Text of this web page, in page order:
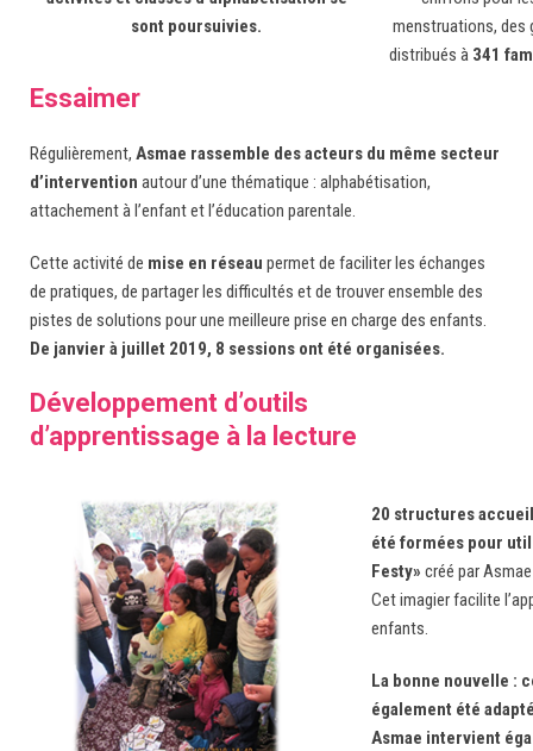
sont poursuivies.
menstruations,
distribués à 341
Essaimer
Régulièrement, Asmae rassemble des acteurs du même secteur
d’intervention autour d’une thématique : alphabétisation,
attachement à l’enfant et l’éducation parentale.
Cette activité de mise en réseau permet de faciliter les échanges
de pratiques, de partager les difficultés et de trouver ensemble des
pistes de solutions pour une meilleure prise en charge des enfants.
De janvier à juillet 2019, 8 sessions ont été organisées.
Développement d’outils
d’apprentissage à la lecture
20 structures
été formées pour
Festy» créé par
Cet imagier facilite
enfants.
La bonne nouvelle :
également été
Asmae intervient